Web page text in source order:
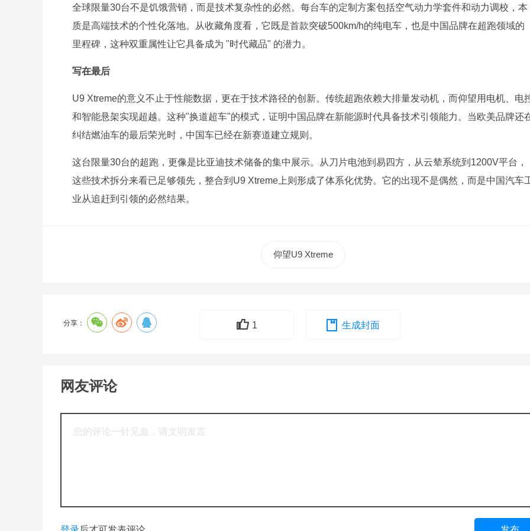
全球限量30台不是饥饿营销，而是技术复杂性的必然。每台车的定制方案包括空气动力学套件和动力调校，本
质是高端技术的个性化落地。从收藏角度看，它既是首款突破500km/h的纯电车，也是中国品牌在超跑领域的
里程碑，这种双重属性让它具备成为 "时代藏品" 的潜力。
写在最后
U9 Xtreme的意义不止于性能数据，更在于技术路径的创新。传统超跑依赖大排量发动机，而仰望用电机、电
和智能悬架实现超越。这种"换道超车"的模式，证明中国品牌在新能源时代具备技术引领能力。当欧美品牌还
纠结燃油车的最后荣光时，中国车已经在新赛道建立规则。
这台限量30台的超跑，更像是比亚迪技术储备的集中展示。从刀片电池到易四方，从云辇系统到1200V平台，
这些技术拆分来看已足够领先，整合到U9 Xtreme上则形成了体系化优势。它的出现不是偶然，而是中国汽车
业从追赶到引领的必然结果。
仰望U9 Xtreme
分享： 1 生成封面
网友评论